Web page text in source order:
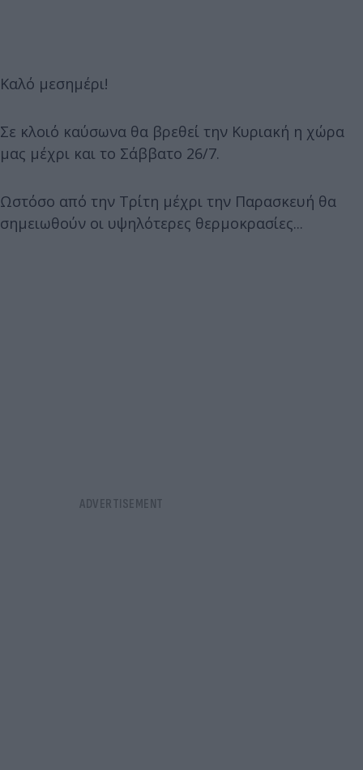
Καλό μεσημέρι!
Σε κλοιό καύσωνα θα βρεθεί την Κυριακή η χώρα
μας μέχρι και το Σάββατο 26/7.
Ωστόσο από την Τρίτη μέχρι την Παρασκευή θα
σημειωθούν οι υψηλότερες θερμοκρασίες...